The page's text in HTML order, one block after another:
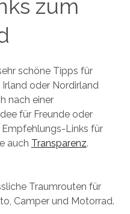
zum
schöne Tipps für
oder Nordirland
nach einer
für Freunde oder
Links für
auch Transparenz.
Traumrouten für
Camper und Motorrad.